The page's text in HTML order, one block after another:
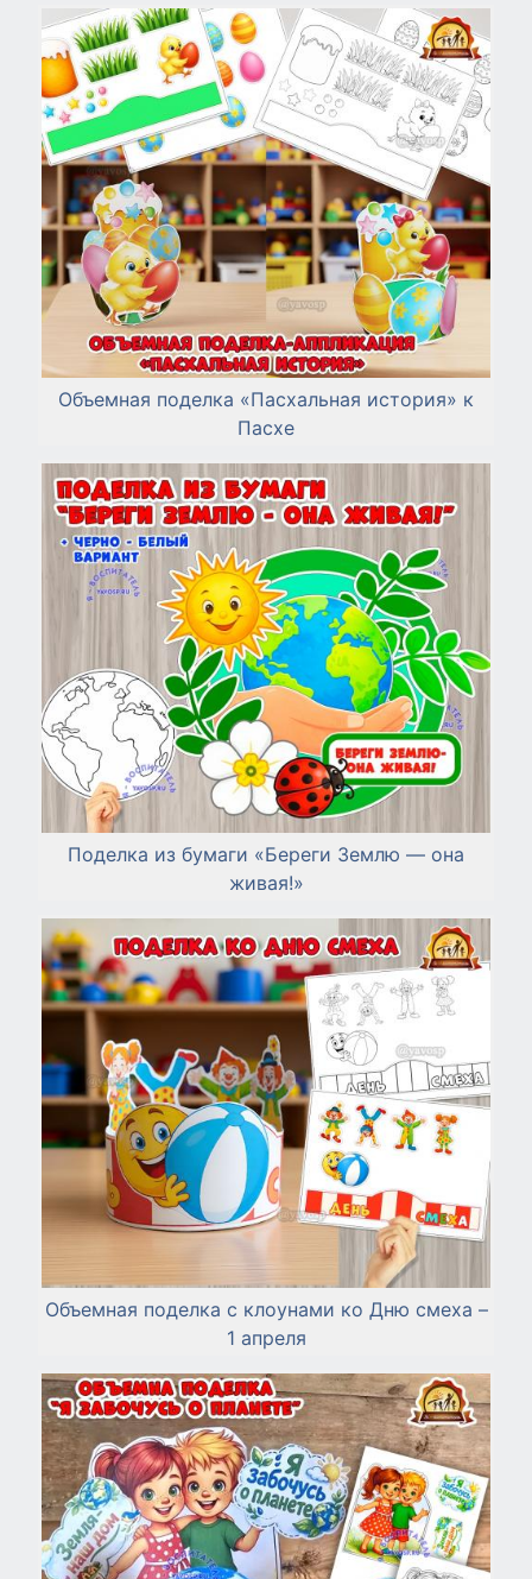
Объемная поделка «Пасхальная история» к
Пасхе
Поделка из бумаги «Береги Землю — она
живая!»
Объемная поделка с клоунами ко Дню смеха –
1 апреля